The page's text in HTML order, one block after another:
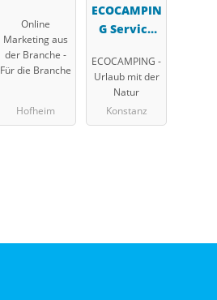
Marketing
UG
Online
Marketing aus
der Branche -
Für die Branche
Hofheim
ECOCAMPIN
G Service
ECOCAMPING -
Urlaub mit der
Natur
Konstanz